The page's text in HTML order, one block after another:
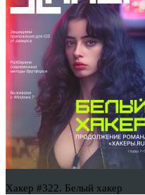
Хакер #322. Белый хакер